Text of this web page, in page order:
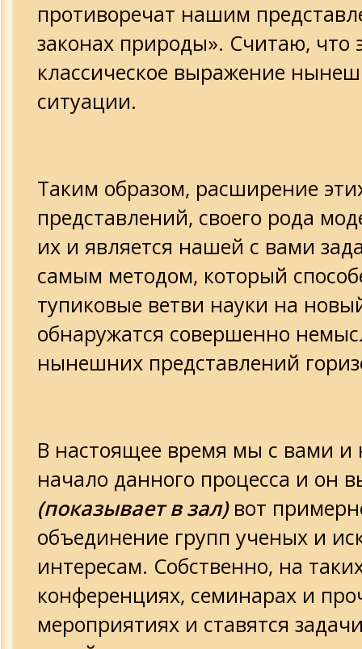
противоречат нашим
законах природы». Считаю, что
классическое выражение
ситуации.
Таким образом, расширение
представлений, своего рода
их и является нашей с вами
самым методом, который
тупиковые ветви науки на
обнаружатся совершенно
нынешних представлений
В настоящее время мы с вами
начало данного процесса и он
(показывает в зал)вот
объединение групп ученых и
интересам. Собственно, на
конференциях, семинарах и
мероприятиях и ставятся